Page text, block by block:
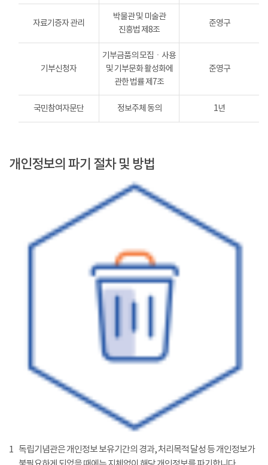
자료기증자 관리
박물관 및 미술관
진흥법 제8조
준영구
기부신청자
기부금품의 모집ㆍ사용
및 기부문화 활성화에
관한 법률 제7조
준영구
국민참여자문단 정보주체 동의 1년
개인정보의 파기 절차 및 방법
1 독립기념관은 개인정보 보유기간의 경과, 처리목적 달성 등 개인정보가